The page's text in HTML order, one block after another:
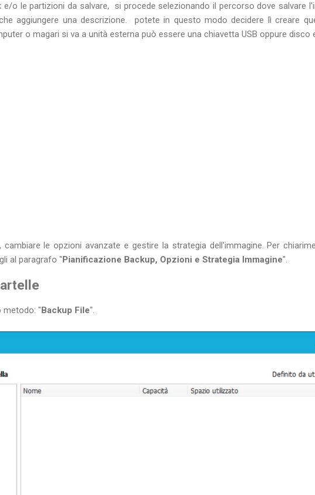
o le partizioni da salvare, si procede selezionando il percorso dove salvare
aggiungere una descrizione. potete in questo modo decidere lì creare
o magari si va a unità esterna può essere una chiavetta USB oppure disco
cambiare le opzioni avanzate e gestire la strategia dell'immagine. Per
al paragrafo " Pianificazione Backup, Opzioni e Strategia Immagine".
metodo: "Backup File".